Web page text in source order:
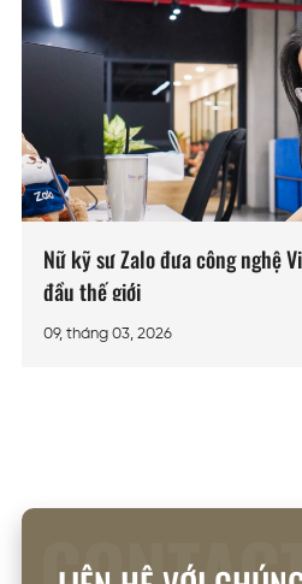
Nữ kỹ sư Zalo đưa công nghệ
đầu thế giới
09, tháng 03, 2026